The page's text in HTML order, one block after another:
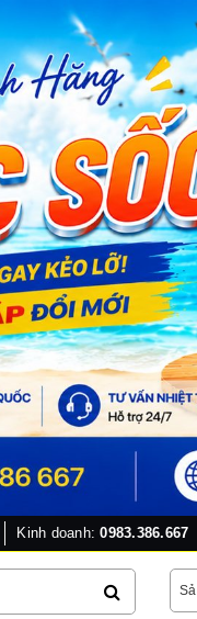
Kinh doanh:0983.386.667